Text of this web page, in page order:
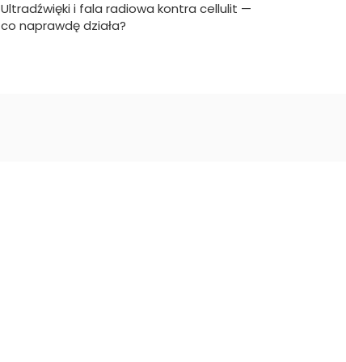
Ultradźwięki i fala radiowa kontra cellulit —
co naprawdę działa?